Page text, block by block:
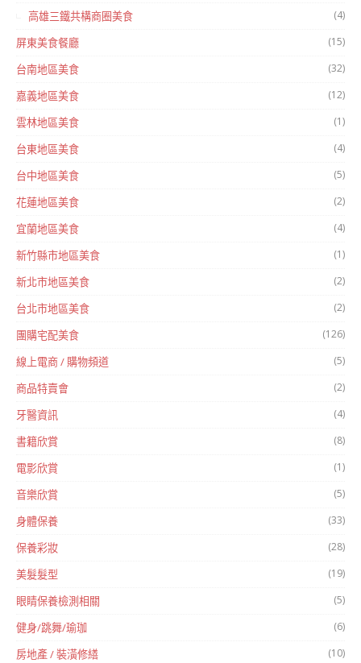
高雄三鐵共構商圈美食 (4)
屏東美食餐廳 (15)
台南地區美食 (32)
嘉義地區美食 (12)
雲林地區美食 (1)
台東地區美食 (4)
台中地區美食 (5)
花蓮地區美食 (2)
宜蘭地區美食 (4)
新竹縣市地區美食 (1)
新北市地區美食 (2)
台北市地區美食 (2)
團購宅配美食 (126)
線上電商 / 購物頻道 (5)
商品特賣會 (2)
牙醫資訊 (4)
書籍欣賞 (8)
電影欣賞 (1)
音樂欣賞 (5)
身體保養 (33)
保養彩妝 (28)
美髮髮型 (19)
眼睛保養檢測相關 (5)
健身/跳舞/瑜珈 (6)
房地產 / 裝潢修繕 (10)